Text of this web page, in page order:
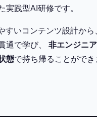
実践型AI研修です。
すいコンテンツ設計か
通で学び、 非エンジニ
態で持ち帰ることができ